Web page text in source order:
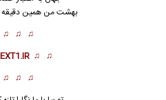
بهشت من همین
♫ ♫ ♫
♫ ♫
♫ ♫ ♫